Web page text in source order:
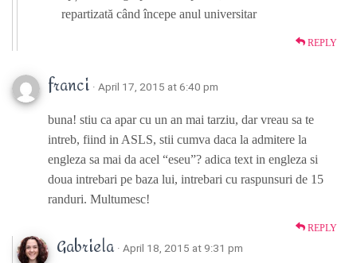
repartizată când începe anul universitar
REPLY
franci · April 17, 2015 at 6:40 pm
buna! stiu ca apar cu un an mai tarziu, dar vreau sa te
intreb, fiind in ASLS, stii cumva daca la admitere la
engleza sa mai da acel “eseu”? adica text in engleza si
doua intrebari pe baza lui, intrebari cu raspunsuri de 15
randuri. Multumesc!
REPLY
Gabriela · April 18, 2015 at 9:31 pm